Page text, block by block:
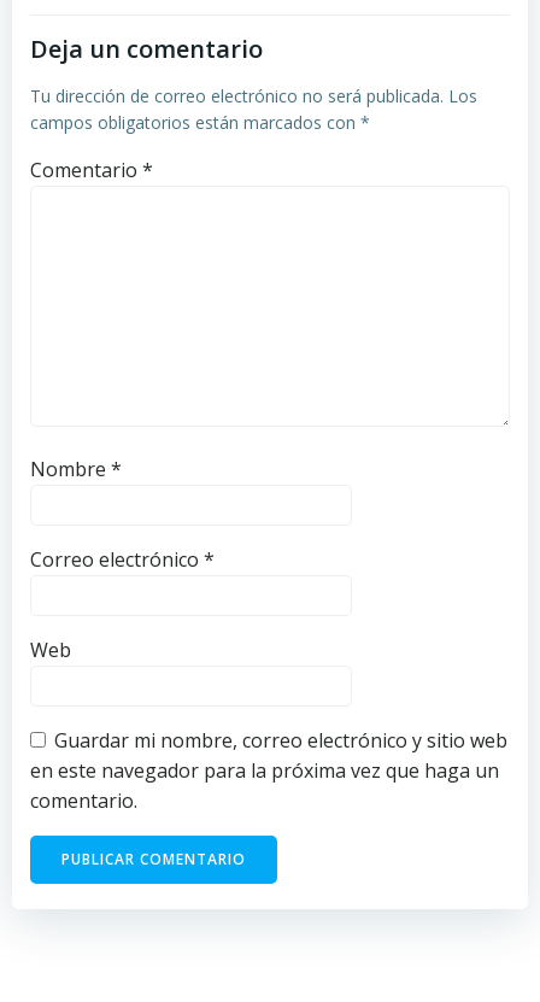
Deja un comentario
Tu dirección de correo electrónico no será publicada. Los
campos obligatorios están marcados con *
Comentario *
Nombre *
Correo electrónico *
Web
Guardar mi nombre, correo electrónico y sitio web
en este navegador para la próxima vez que haga un
comentario.